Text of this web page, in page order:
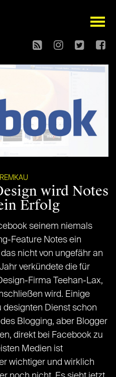
open
wird Notes
Erfolg
seinem niemals
Feature Notes ein
nicht von ungefähr an
verkündete die für
Firma Teehan-Lax,
wird. Einige
designten Dienst schon
Blogging, aber Blogger
direkt bei Facebook zu
Medien ist
wichtiger und wirklich